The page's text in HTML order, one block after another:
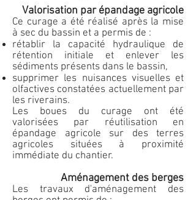
Valorisation par épandage agricole
Ce curage a été réalisé après la mise
à sec du bassin et a permis de :
rétablir la capacité hydraulique de
rétention initiale et enlever les
sédiments présents dans le bassin,
supprimer les nuisances visuelles et
olfactives constatées actuellement par
les riverains.
Les boues du curage ont été
valorisées par réutilisation en
épandage agricole sur des terres
agricoles situées à proximité
immédiate du chantier.
Aménagement des berges
Les travaux d'aménagement des